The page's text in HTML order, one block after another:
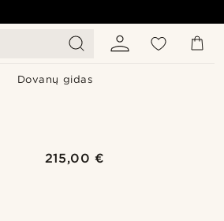
Dovanų gidas
215,00 €